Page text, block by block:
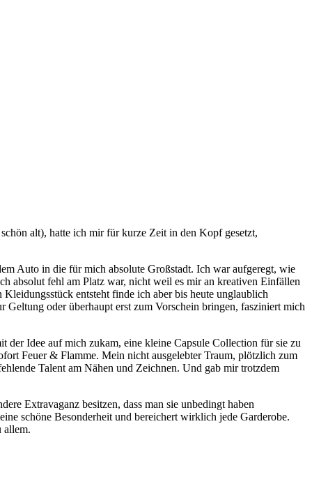
alt), hatte ich mir für kurze Zeit in den Kopf gesetzt,
Auto in die für mich absolute Großstadt. Ich war aufgeregt, wie
absolut fehl am Platz war, nicht weil es mir an kreativen Einfällen
entsteht finde ich aber bis heute unglaublich
Geltung oder überhaupt erst zum Vorschein bringen, fasziniert mich
der Idee auf mich zukam, eine kleine Capsule Collection für sie zu
Feuer & Flamme. Mein nicht ausgelebter Traum, plötzlich zum
Talent am Nähen und Zeichnen. Und gab mir trotzdem
Extravaganz besitzen, dass man sie unbedingt haben
schöne Besonderheit und bereichert wirklich jede Garderobe.
allem.